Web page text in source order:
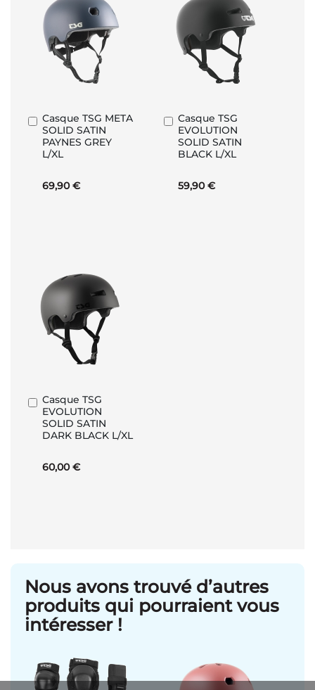
Casque TSG META
SOLID SATIN
PAYNES GREY
L/XL
69,90 €
Ajouter
au
panier
Casque TSG
EVOLUTION
SOLID SATIN
BLACK L/XL
59,90 €
Ajouter
au
panier
Casque TSG
EVOLUTION
SOLID SATIN
DARK BLACK L/XL
60,00 €
Ajouter
au
panier
Nous avons trouvé d’autres
produits qui pourraient vous
intéresser !